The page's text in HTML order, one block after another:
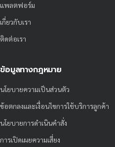
แพลตฟอร์ม
เกี่ยวกับเรา
ติดต่อเรา
ข้อมูลทางกฎหมาย
นโยบายความเป็นส่วนตัว
ข้อตกลงและเงื่อนไขการใช้บริการลูกค้า
นโยบายการดำเนินคำสั่ง
การเปิดเผยความเสี่ยง